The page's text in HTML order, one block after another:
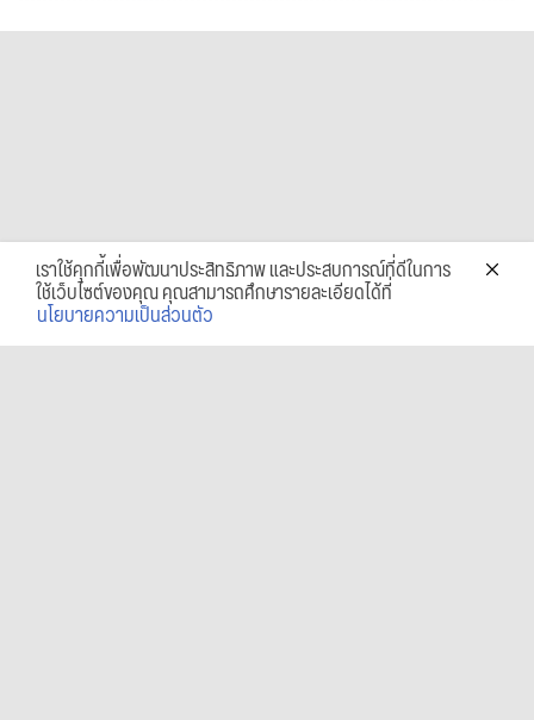
เราใช้คุกกี้เพื่อพัฒนาประสิทธิภาพ และประสบการณ์ที่ดีในการ
ใช้เว็บไซต์ของคุณ คุณสามารถศึกษารายละเอียดได้ที่
นโยบายความเป็นส่วนตัว